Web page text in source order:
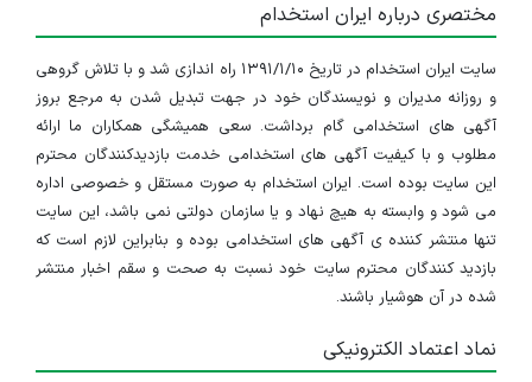
مختصری درباره ایران استخدام
سایت ایران استخدام در تاریخ ۱۳۹۱/۱/۱۰ راه اندازی شد و با تلاش گروهی
و روزانه مدیران و نویسندگان خود در جهت تبدیل شدن به مرجع بروز
آگهی های استخدامی گام برداشت. سعی همیشگی همکاران ما ارائه
مطلوب و با کیفیت آگهی های استخدامی خدمت بازدیدکنندگان محترم
این سایت بوده است. ایران استخدام به صورت مستقل و خصوصی اداره
می شود و وابسته به هیچ نهاد و یا سازمان دولتی نمی باشد، این سایت
تنها منتشر کننده ی آگهی های استخدامی بوده و بنابراین لازم است که
بازدید کنندگان محترم سایت خود نسبت به صحت و سقم اخبار منتشر
شده در آن هوشیار باشند.
نماد اعتماد الکترونیکی